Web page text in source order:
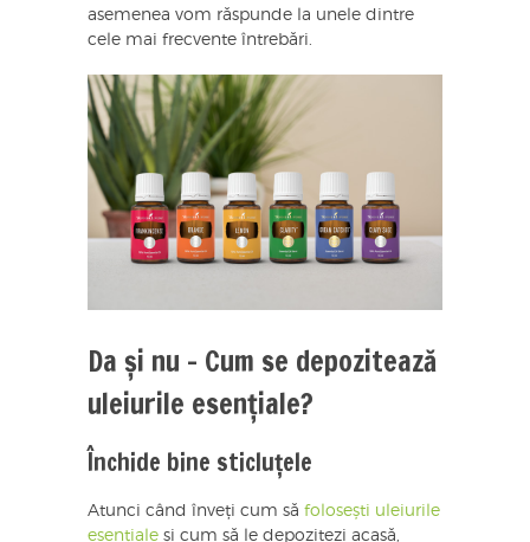
asemenea vom răspunde la unele dintre
cele mai frecvente întrebări.
Da și nu – Cum se depozitează
uleiurile esențiale?
Închide bine sticluțele
Atunci când înveți cum să folosești uleiurile
esențiale și cum să le depozitezi acasă,